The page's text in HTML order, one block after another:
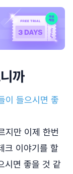
까
이 들으시면 좋
지만 이제 한번
크 이야기를 할
시면 좋을 것 같